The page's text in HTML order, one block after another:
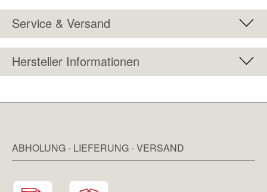
Service & Versand
Hersteller Informationen
ABHOLUNG - LIEFERUNG - VERSAND